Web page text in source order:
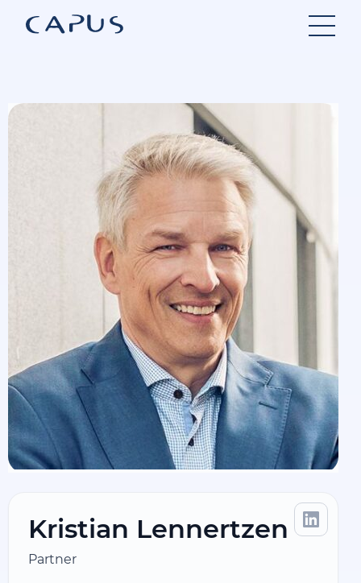
innhold
Kristian Lennertzen
Partner